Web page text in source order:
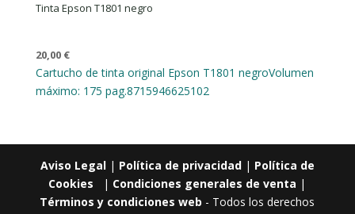
Tinta Epson T1801 negro
20,00 €
Cartucho de tinta original Epson T1801 negroVolumen
máximo: 175 pag.8715946625102
Aviso Legal| Política de privacidad| Política de
Cookies | Condiciones generales de venta |
Términos y condiciones web - Todos los derechos